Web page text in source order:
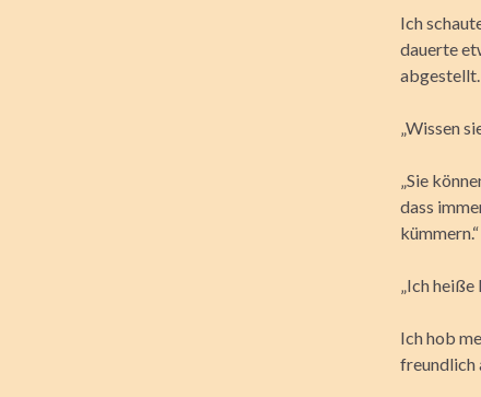
Ich
dauerte
abgestellt.
„Wissen
„Sie
dass
kümmern.“
„Ich heiße
Ich hob
freundlich